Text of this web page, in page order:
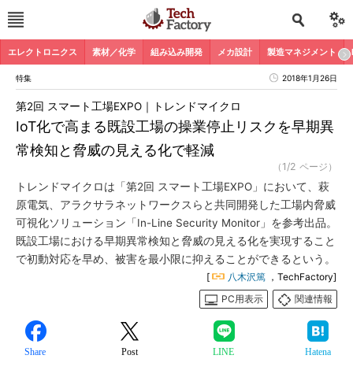
エレクトロニクス 素材／化学 組み込み開発 メカ設計 製造マネジメント
特集 2018年1月26日
IoT化で高まる既設工場の操業停止リスクを早期異
常検知と脅威の見える化で軽減
第2回 スマート工場EXPO｜トレンドマイクロ
（1/2 ページ）
トレンドマイクロは「第2回 スマート工場EXPO」において、萩
原電気、アラクサラネットワークスらと共同開発した工場内脅威
可視化ソリューション「In-Line Security Monitor」を参考出品。
既設工場における早期異常検知と脅威の見える化を実現すること
で初動対応を早め、被害を最小限に抑えることができるという。
[ 八木沢篤 ，TechFactory]
PC用表示
関連情報
Share Post LINE Hatena